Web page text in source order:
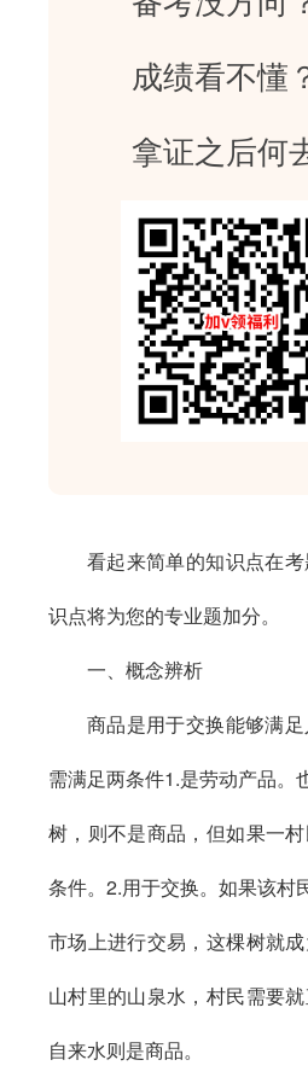
成绩看不懂
拿证之后何
看起来简单的知识点在
识点将为您的专业题加分。
一、概念辨析
商品是用于交换能够满
需满足两条件1.是劳动产品。
树，则不是商品，但如果一
条件。2.用于交换。如果该村
市场上进行交易，这棵树就
山村里的山泉水，村民需要
自来水则是商品。